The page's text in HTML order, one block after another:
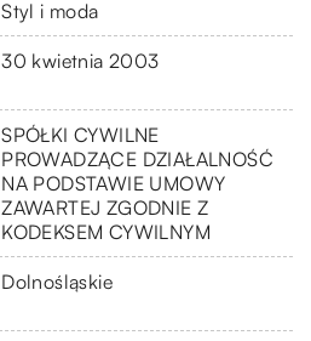
Styl i moda
30 kwietnia 2003
SPÓŁKI CYWILNE
PROWADZĄCE DZIAŁALNOŚĆ
NA PODSTAWIE UMOWY
ZAWARTEJ ZGODNIE Z
KODEKSEM CYWILNYM
Dolnośląskie